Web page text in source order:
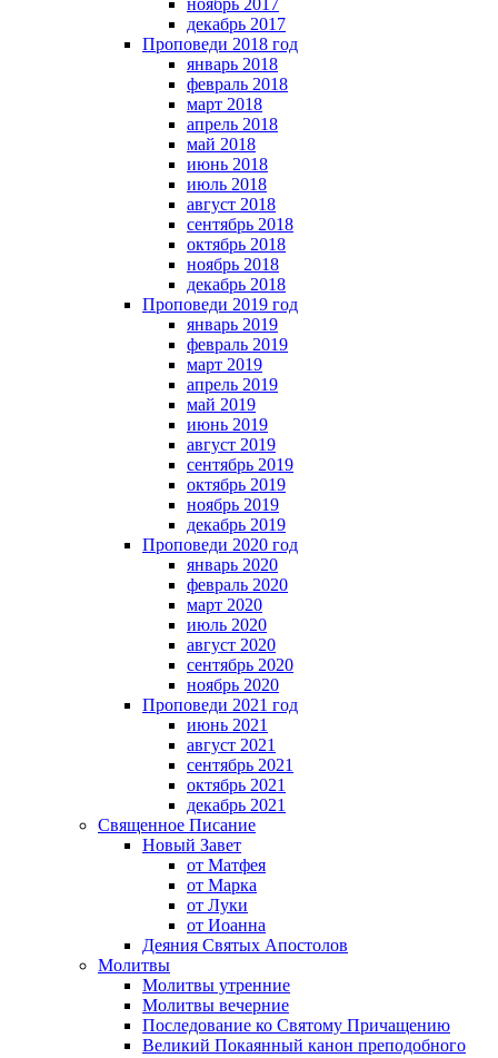
ноябрь 2017
декабрь 2017
Проповеди 2018 год
январь 2018
февраль 2018
март 2018
апрель 2018
май 2018
июнь 2018
июль 2018
август 2018
сентябрь 2018
октябрь 2018
ноябрь 2018
декабрь 2018
Проповеди 2019 год
январь 2019
февраль 2019
март 2019
апрель 2019
май 2019
июнь 2019
август 2019
сентябрь 2019
октябрь 2019
ноябрь 2019
декабрь 2019
Проповеди 2020 год
январь 2020
февраль 2020
март 2020
июль 2020
август 2020
сентябрь 2020
ноябрь 2020
Проповеди 2021 год
июнь 2021
август 2021
сентябрь 2021
октябрь 2021
декабрь 2021
Священное Писание
Новый Завет
от Матфея
от Марка
от Луки
от Иоанна
Деяния Святых Апостолов
Молитвы
Молитвы утренние
Молитвы вечерние
Последование ко Святому Причащению
Великий Покаянный канон преподобного